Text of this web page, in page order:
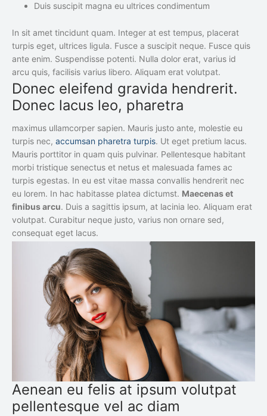
Duis suscipit magna eu ultrices condimentum
In sit amet tincidunt quam. Integer at est tempus, placerat
turpis eget, ultrices ligula. Fusce a suscipit neque. Fusce quis
ante enim. Suspendisse potenti. Nulla dolor erat, varius id
arcu quis, facilisis varius libero. Aliquam erat volutpat.
Donec eleifend gravida hendrerit.
Donec lacus leo, pharetra
maximus ullamcorper sapien. Mauris justo ante, molestie eu
turpis nec, accumsan pharetra turpis. Ut eget pretium lacus.
Mauris porttitor in quam quis pulvinar. Pellentesque habitant
morbi tristique senectus et netus et malesuada fames ac
turpis egestas. In eu est vitae massa convallis hendrerit nec
eu lorem. In hac habitasse platea dictumst. Maecenas et
finibus arcu. Duis a sagittis ipsum, at lacinia leo. Aliquam erat
volutpat. Curabitur neque justo, varius non ornare sed,
consequat eget lacus.
Aenean eu felis at ipsum volutpat
pellentesque vel ac diam